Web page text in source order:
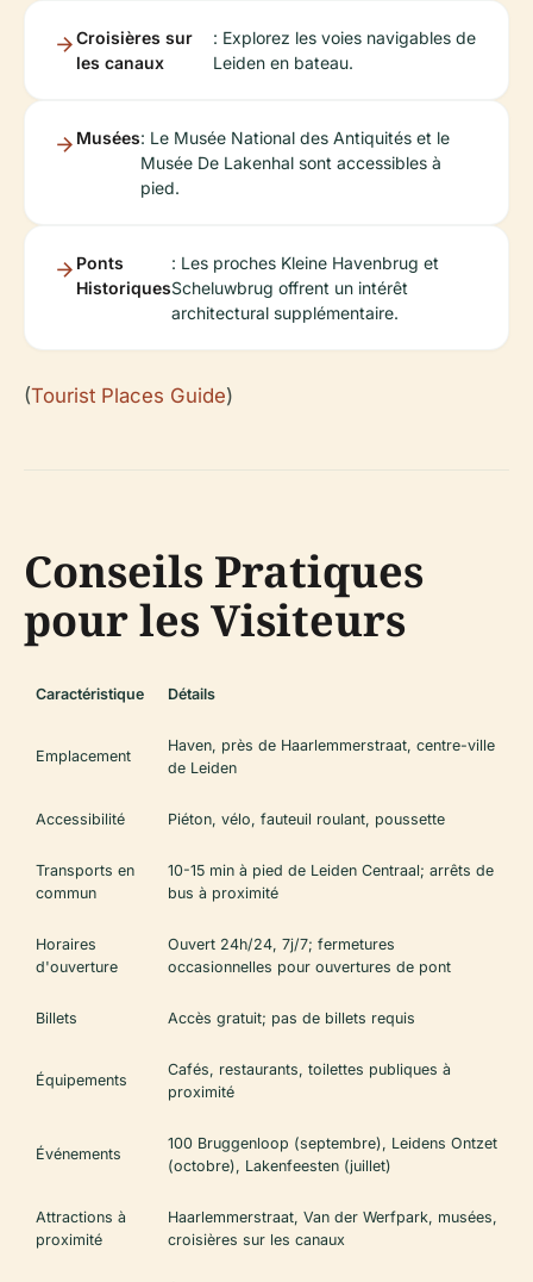
Croisières sur
les canaux
: Explorez les voies navigables de
Leiden en bateau.
Musées: Le Musée National des Antiquités et le
Musée De Lakenhal sont accessibles à
pied.
Ponts
Historiques
: Les proches Kleine Havenbrug et
Scheluwbrug offrent un intérêt
architectural supplémentaire.
(Tourist Places Guide)
Conseils Pratiques
pour les Visiteurs
Caractéristique Détails
Emplacement
Haven, près de Haarlemmerstraat, centre-ville
de Leiden
Accessibilité Piéton, vélo, fauteuil roulant, poussette
Transports en
commun
10-15 min à pied de Leiden Centraal; arrêts de
bus à proximité
Horaires
d'ouverture
Ouvert 24h/24, 7j/7; fermetures
occasionnelles pour ouvertures de pont
Billets Accès gratuit; pas de billets requis
Équipements
Cafés, restaurants, toilettes publiques à
proximité
Événements
100 Bruggenloop (septembre), Leidens Ontzet
(octobre), Lakenfeesten (juillet)
Attractions à
proximité
Haarlemmerstraat, Van der Werfpark, musées,
croisières sur les canaux